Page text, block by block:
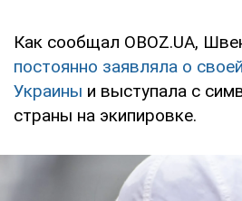
Как сообщал OBOZ.UA,
постоянно заявляла о
Украины и выступала с
страны на экипировке.